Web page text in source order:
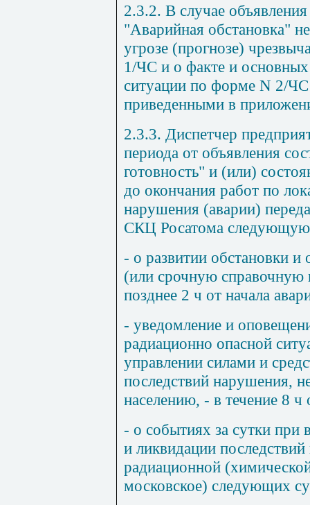
2.3.2. В случае
"Аварийная обстановка"
угрозе (прогнозе)
1/ЧС и о факте и
ситуации по форме N 2/
приведенными в
2.3.3. Диспетчер
периода от объявления
готовность" и (или)
до окончания работ по
нарушения (аварии)
СКЦ Росатома
- о развитии обстановки
(или срочную
позднее 2 ч от начала
- уведомление и
радиационно опасной
управлении силами и
последствий нарушения,
населению, - в течение 8 ч
- о событиях за сутки при
и ликвидации
радиационной
московское) следующих